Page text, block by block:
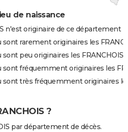
de naissance
n'est originaire de ce département
rarement originaires les
peu originaires les FRANCHOIS
fréquemment originaires les
très fréquemment originaires
?
par département de décès.